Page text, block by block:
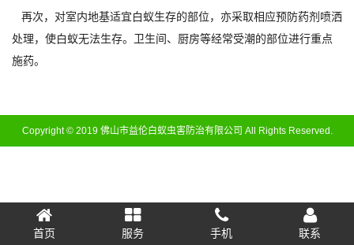
再次，对室内地基适宜白蚁生存的部位，亦采取相应预防药剂喷洒
处理，使白蚁无法生存。卫生间、厨房等经常受潮的部位进行重点
施药。
Copyright © 2019 佛山市益伦白蚁虫害防治有限公司 All Rights Reserved.
首页 服务 手机 联系